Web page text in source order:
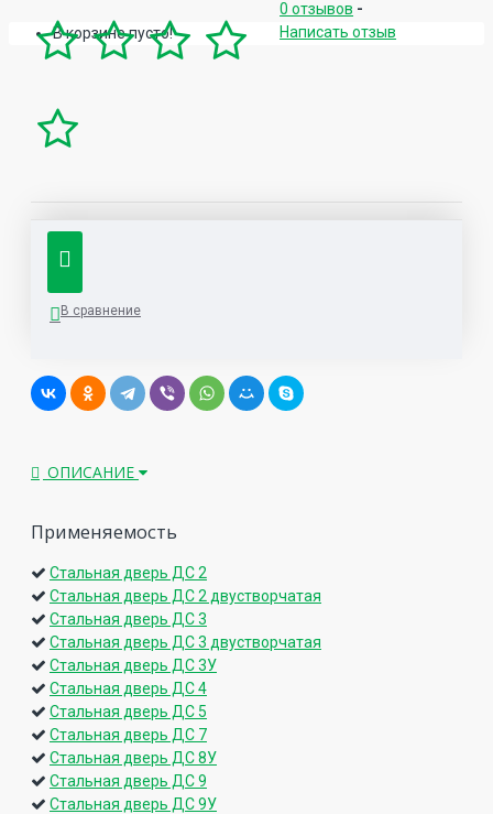
В корзине пусто!
0 отзывов -
Написать отзыв
В сравнение
ОПИСАНИЕ
Применяемость
Стальная дверь ДС 2
Стальная дверь ДС 2 двустворчатая
Стальная дверь ДС 3
Стальная дверь ДС 3 двустворчатая
Стальная дверь ДС 3У
Стальная дверь ДС 4
Стальная дверь ДС 5
Стальная дверь ДС 7
Стальная дверь ДС 8У
Стальная дверь ДС 9
Стальная дверь ДС 9У